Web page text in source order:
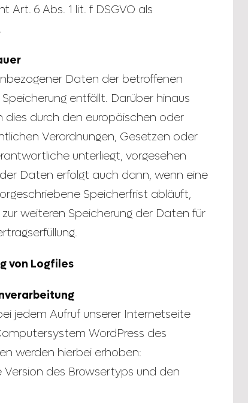
Art. 6 Abs. 1 lit. f DSGVO als
Daten der betroffenen
entfällt. Darüber hinaus
dies durch den europäischen oder
Verordnungen, Gesetzen oder
unterliegt, vorgesehen
Daten erfolgt auch dann, wenn eine
Speicherfrist abläuft,
weiteren Speicherung der Daten für
von Logfiles
jedem Aufruf unserer Internetseite
WordPress des
werden hierbei erhoben:
des Browsertyps und den